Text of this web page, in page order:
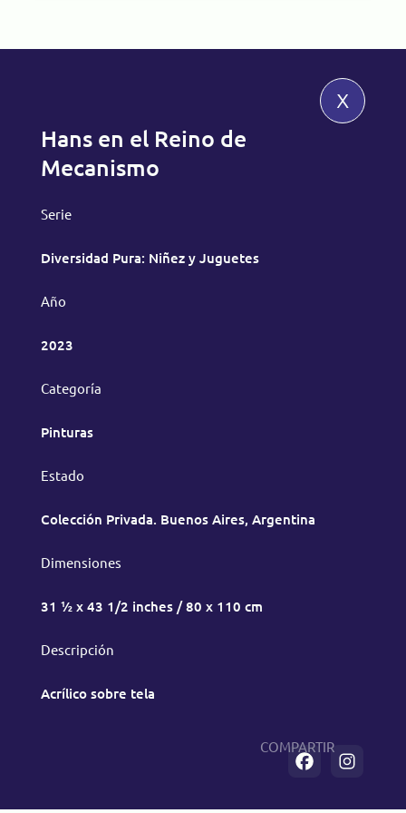
x
Hans en el Reino de
Mecanismo
Serie
Diversidad Pura: Niñez y Juguetes
Año
2023
Categoría
Pinturas
Estado
Colección Privada. Buenos Aires, Argentina
Dimensiones
31 ½ x 43 1/2 inches / 80 x 110 cm
Descripción
Acrílico sobre tela
COMPARTIR